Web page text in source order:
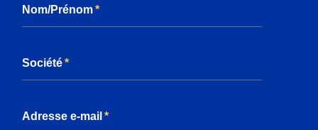
Nom/Prénom
Société
Adresse e-mail